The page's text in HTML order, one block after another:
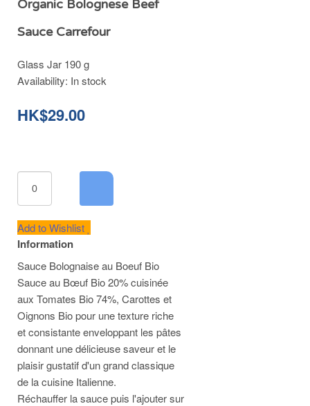
Organic Bolognese Beef
Sauce Carrefour
Glass Jar 190 g
Availability: In stock
HK$29.00
Add to Wishlist
Information
Sauce Bolognaise au Boeuf Bio
Sauce au Bœuf Bio 20% cuisinée
aux Tomates Bio 74%, Carottes et
Oignons Bio pour une texture riche
et consistante enveloppant les pâtes
donnant une délicieuse saveur et le
plaisir gustatif d'un grand classique
de la cuisine Italienne.
Réchauffer la sauce puis l'ajouter sur